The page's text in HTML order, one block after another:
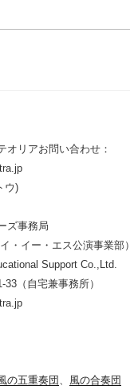
オリアお問い合わせ：
ウ)
ズ事務局
・イー・エス公演事業部）
Support Co.,Ltd.
（自宅兼事務所）
の五重奏団 、 風の合奏団